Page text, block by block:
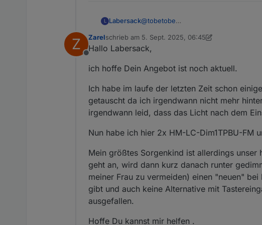
L Labersack@tobetobe
Die Kondensatoren sind einfach
gleich 5 Stück zusammen waren,
Z
Offline
Zarelschrieb am 5. Sept. 2025, 06:45
zuletzt editiert von Zarel9. Mai 2025, 09:52
Hallo Labersack,
ich hoffe Dein Angebot ist noch aktuell.
Ich habe im laufe der letzten Zeit schon
getauscht da ich irgendwann nicht mehr
irgendwann leid, dass das Licht nach dem
Nun habe ich hier 2x HM-LC-Dim1TPBU-FM
Mein größtes Sorgenkind ist allerdings
geht an, wird dann kurz danach runter
meiner Frau zu vermeiden) einen "neuen"
gibt und auch keine Alternative mit
ausgefallen.
Hoffe Du kannst mir helfen .